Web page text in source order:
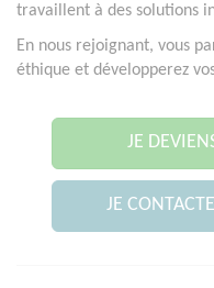
travaillent à des solutions
En nous rejoignant, vous
éthique et développerez
JE
JE